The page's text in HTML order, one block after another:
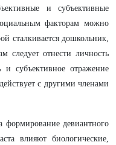
и субъективные
факторам можно
сталкивается дошкольник,
следует отнести личность
и субъективное отражение
с другими членами
формирование девиантного
влияют биологические,